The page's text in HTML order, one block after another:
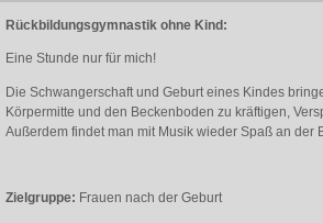
Rückbildungsgymnastik ohne Kind:
Eine Stunde nur für mich!
Die Schwangerschaft und Geburt eines Kindes
Körpermitte und den Beckenboden zu kräftigen,
Außerdem findet man mit Musik wieder Spaß an der
Zielgruppe: Frauen nach der Geburt